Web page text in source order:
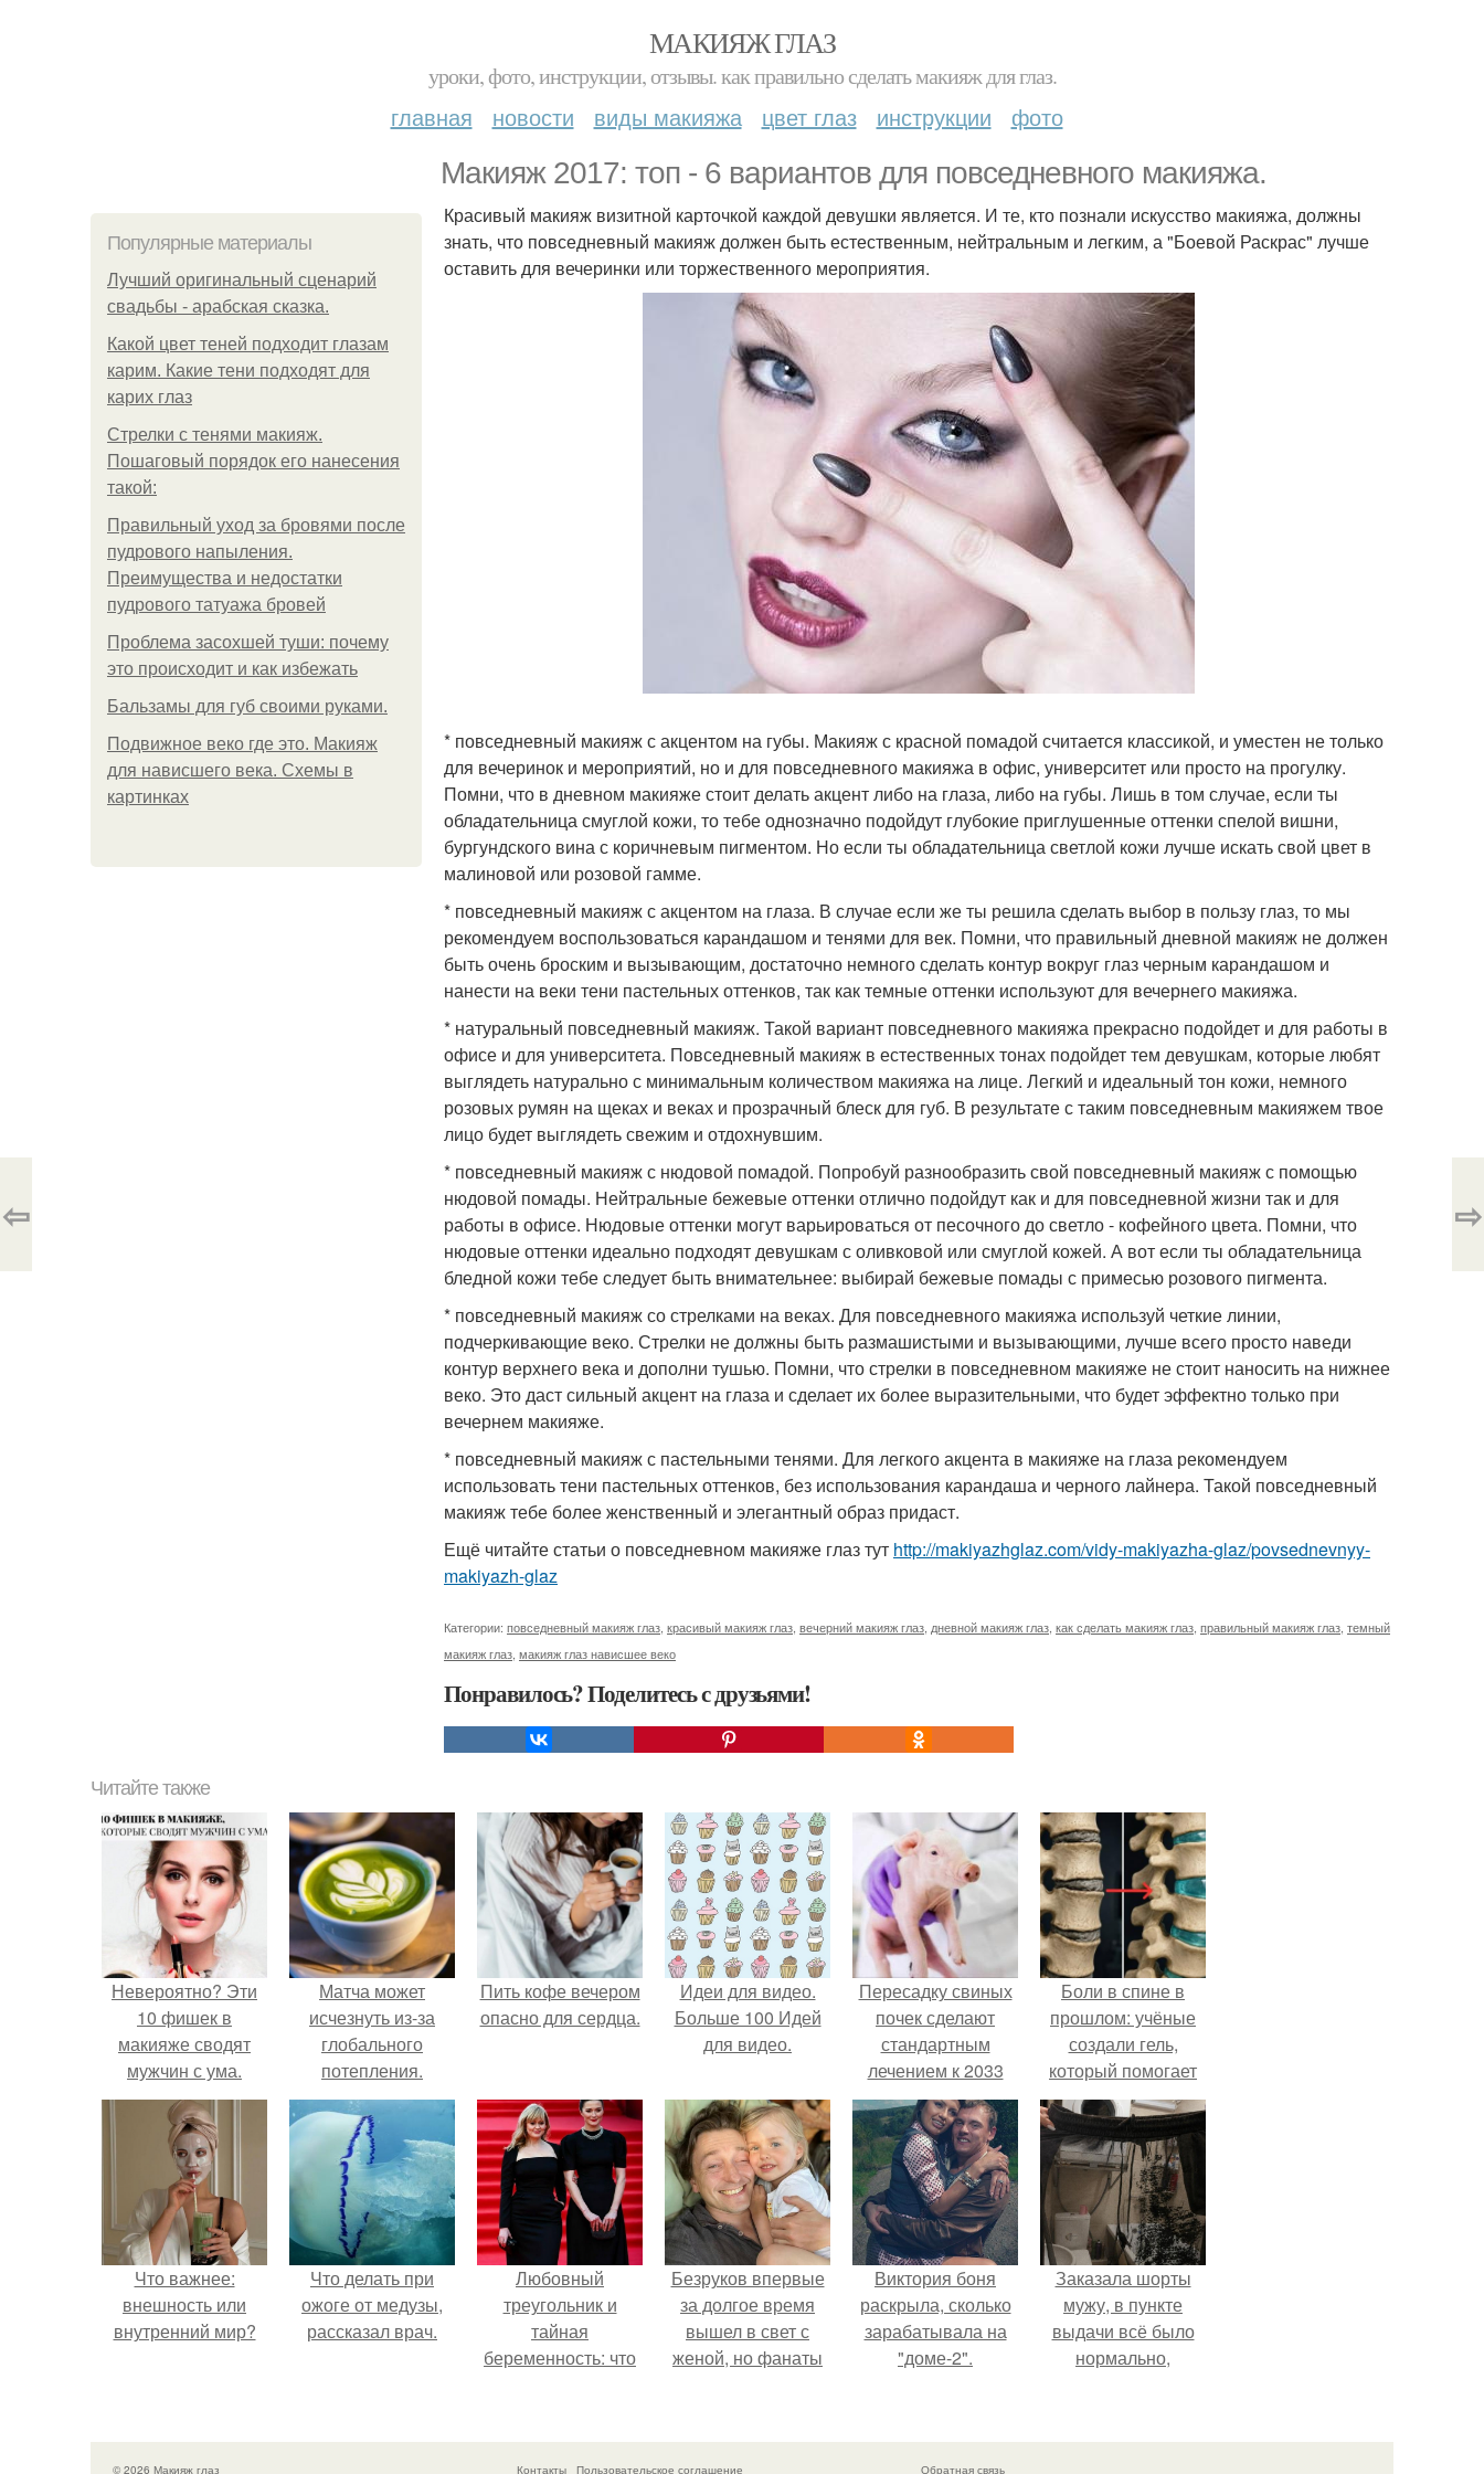
МАКИЯЖ ГЛАЗ
уроки, фото, инструкции, отзывы. как правильно сделать макияж для глаз.
главная новости виды макияжа цвет глаз инструкции фото
Макияж 2017: топ - 6 вариантов для повседневного макияжа.
Популярные материалы
Лучший оригинальный сценарий
свадьбы - арабская сказка.
Какой цвет теней подходит глазам
карим. Какие тени подходят для
карих глаз
Стрелки с тенями макияж.
Пошаговый порядок его нанесения
такой:
Правильный уход за бровями после
пудрового напыления.
Преимущества и недостатки
пудрового татуажа бровей
Проблема засохшей туши: почему
это происходит и как избежать
Бальзамы для губ своими руками.
Подвижное веко где это. Макияж
для нависшего века. Схемы в
картинках
Красивый макияж визитной карточкой каждой девушки является. И те, кто познали искусство макияжа, должны
знать, что повседневный макияж должен быть естественным, нейтральным и легким, а "Боевой Раскрас" лучше
оставить для вечеринки или торжественного мероприятия.
* повседневный макияж с акцентом на губы. Макияж с красной помадой считается классикой, и уместен не только
для вечеринок и мероприятий, но и для повседневного макияжа в офис, университет или просто на прогулку.
Помни, что в дневном макияже стоит делать акцент либо на глаза, либо на губы. Лишь в том случае, если ты
обладательница смуглой кожи, то тебе однозначно подойдут глубокие приглушенные оттенки спелой вишни,
бургундского вина с коричневым пигментом. Но если ты обладательница светлой кожи лучше искать свой цвет в
малиновой или розовой гамме.
* повседневный макияж с акцентом на глаза. В случае если же ты решила сделать выбор в пользу глаз, то мы
рекомендуем воспользоваться карандашом и тенями для век. Помни, что правильный дневной макияж не должен
быть очень броским и вызывающим, достаточно немного сделать контур вокруг глаз черным карандашом и
нанести на веки тени пастельных оттенков, так как темные оттенки используют для вечернего макияжа.
* натуральный повседневный макияж. Такой вариант повседневного макияжа прекрасно подойдет и для работы в
офисе и для университета. Повседневный макияж в естественных тонах подойдет тем девушкам, которые любят
выглядеть натурально с минимальным количеством макияжа на лице. Легкий и идеальный тон кожи, немного
розовых румян на щеках и веках и прозрачный блеск для губ. В результате с таким повседневным макияжем твое
лицо будет выглядеть свежим и отдохнувшим.
* повседневный макияж с нюдовой помадой. Попробуй разнообразить свой повседневный макияж с помощью
нюдовой помады. Нейтральные бежевые оттенки отлично подойдут как и для повседневной жизни так и для
работы в офисе. Нюдовые оттенки могут варьироваться от песочного до светло - кофейного цвета. Помни, что
нюдовые оттенки идеально подходят девушкам с оливковой или смуглой кожей. А вот если ты обладательница
бледной кожи тебе следует быть внимательнее: выбирай бежевые помады с примесью розового пигмента.
* повседневный макияж со стрелками на веках. Для повседневного макияжа используй четкие линии,
подчеркивающие веко. Стрелки не должны быть размашистыми и вызывающими, лучше всего просто наведи
контур верхнего века и дополни тушью. Помни, что стрелки в повседневном макияже не стоит наносить на нижнее
веко. Это даст сильный акцент на глаза и сделает их более выразительными, что будет эффектно только при
вечернем макияже.
* повседневный макияж с пастельными тенями. Для легкого акцента в макияже на глаза рекомендуем
использовать тени пастельных оттенков, без использования карандаша и черного лайнера. Такой повседневный
макияж тебе более женственный и элегантный образ придаст.
Ещё читайте статьи о повседневном макияже глаз тут http://makiyazhglaz.com/vidy-makiyazha-glaz/povsednevnyy-
makiyazh-glaz
Категории: повседневный макияж глаз красивый макияж глаз вечерний макияж глаз дневной макияж глаз как сделать макияж глаз правильный макияж глаз темный
макияж глаз макияж глаз нависшее веко
Понравилось? Поделитесь с друзьями!
⇦ ⇨
Читайте также
Невероятно? Эти
10 фишек в
макияже сводят
мужчин с ума.
Матча может
исчезнуть из-за
глобального
потепления.
Пить кофе вечером
опасно для сердца.
Идеи для видео.
Больше 100 Идей
для видео.
Пересадку свиных
почек сделают
стандартным
лечением к 2033
году в Японии.
Боли в спине в
прошлом: учёные
создали гель,
который помогает
восстанавливать
межпозвоночные
диски.
Что важнее:
внешность или
внутренний мир?
Что делать при
ожоге от медузы,
рассказал врач.
Любовный
треугольник и
тайная
беременность: что
Михалкова?
Безруков впервые
за долгое время
вышел в свет с
женой, но фанаты
Анны: "какая она
скучная.
Виктория боня
раскрыла, сколько
зарабатывала на
"доме-2".
Заказала шорты
мужу, в пункте
выдачи всё было
нормально,
предвещало беды.
© 2026 Макияж глаз Контакты Пользовательское соглашение Обратная связь